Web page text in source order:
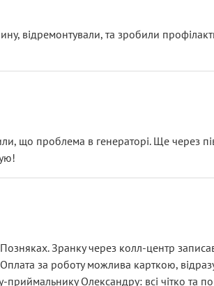
у зборі.
враження. Але згодом знайшов
не застяг в полі))
це і псує загальне враження та бажання
відремонтували, та зробили
що проблема в генераторі. Ще через
Зранку через колл-центр
за роботу можлива карткою,
Олександру: всі чітко та